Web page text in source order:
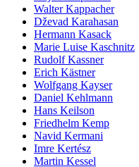
Walter Kappacher
Dževad Karahasan
Hermann Kasack
Marie Luise Kaschnitz
Rudolf Kassner
Erich Kästner
Wolfgang Kayser
Daniel Kehlmann
Hans Keilson
Friedhelm Kemp
Navid Kermani
Imre Kertész
Martin Kessel